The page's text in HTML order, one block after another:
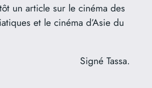
un article sur le cinéma des
et le cinéma d’Asie du
Signé Tassa.